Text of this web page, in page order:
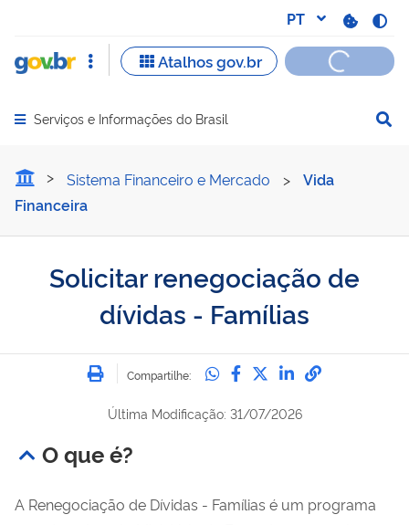
Abrir menu principal de navegação
Serviços e Informações do Brasil
Solicitar renegociação de
Sistema Financeiro e Mercado >
Vida
Financeira
Solicitar renegociação de
dívidas - Famílias
Imprimir
Compartilhe: Compartilhe no
Compartilhe no
Compartilhe no
Compartilhe
Última Modificação: 31/07/2026
O que é?
A Renegociação de Dívidas - Famílias é um programa